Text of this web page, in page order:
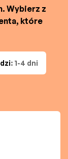
Wybierz z
które
: 1-4 dni